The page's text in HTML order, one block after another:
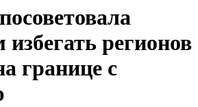
регионов
границе с